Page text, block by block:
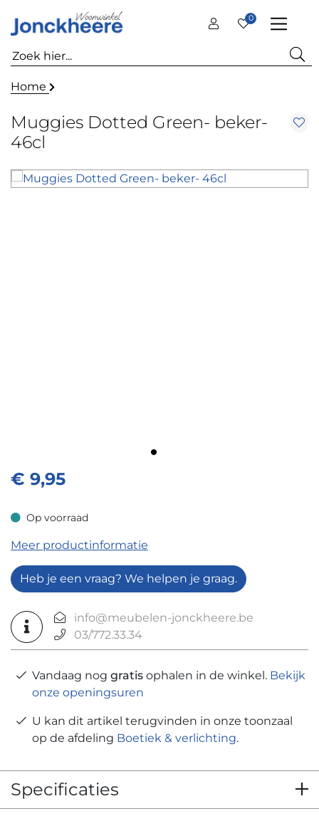
0
Home
Muggies Dotted Green- beker-
46cl
€ 9,95
Op voorraad
Op voorraad
Meer productinformatie
Heb je een vraag? We helpen je graag.
info@meubelen-jonckheere.be
03/772.33.34
Vandaag nog gratis ophalen in de winkel. Bekijk
onze openingsuren
U kan dit artikel terugvinden in onze toonzaal
op de afdeling Boetiek & verlichting.
Specificaties